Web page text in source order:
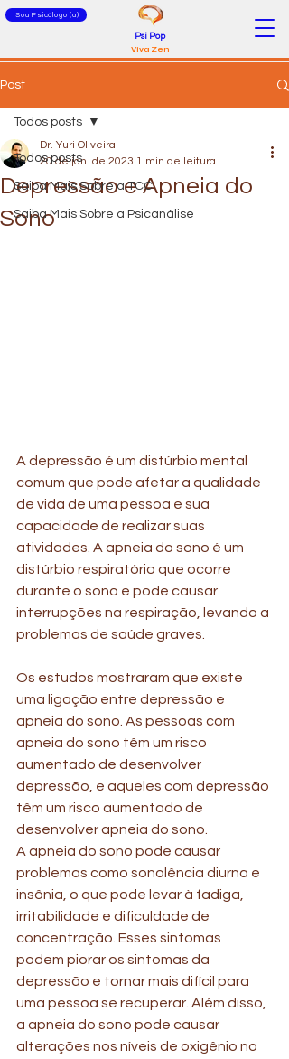
Sou Psicólogo (a)
Psi Pop
Viva Zen
Post
Todos posts
Saiba Mais Sobre a TCC
Saiba Mais Sobre a Psicanálise
Todos posts
Depressão e Apneia do
Sono
Dr. Yuri Oliveira
20 de jan. de 2023 1 min de leitura
A depressão é um distúrbio mental
comum que pode afetar a qualidade
de vida de uma pessoa e sua
capacidade de realizar suas
atividades. A apneia do sono é um
distúrbio respiratório que ocorre
durante o sono e pode causar
interrupções na respiração, levando a
problemas de saúde graves.
Os estudos mostraram que existe
uma ligação entre depressão e
apneia do sono. As pessoas com
apneia do sono têm um risco
aumentado de desenvolver
depressão, e aqueles com depressão
têm um risco aumentado de
desenvolver apneia do sono.
A apneia do sono pode causar
problemas como sonolência diurna e
insônia, o que pode levar à fadiga,
irritabilidade e dificuldade de
concentração. Esses sintomas
podem piorar os sintomas da
depressão e tornar mais difícil para
uma pessoa se recuperar. Além disso,
a apneia do sono pode causar
alterações nos níveis de oxigênio no